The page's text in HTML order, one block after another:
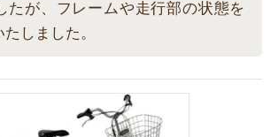
たが、フレームや走行部の状態を
しました。